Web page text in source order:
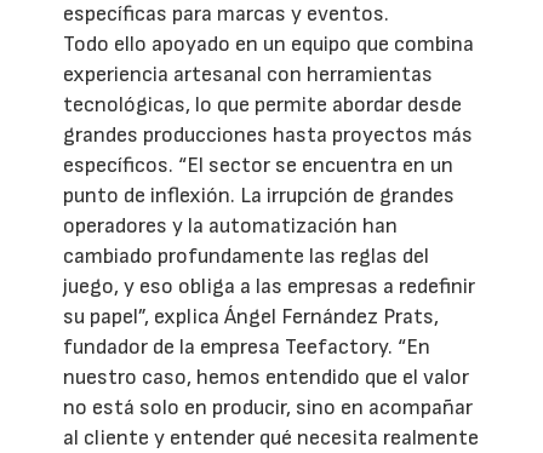
específicas para marcas y eventos.
Todo ello apoyado en un equipo que combina
experiencia artesanal con herramientas
tecnológicas, lo que permite abordar desde
grandes producciones hasta proyectos más
específicos. “El sector se encuentra en un
punto de inflexión. La irrupción de grandes
operadores y la automatización han
cambiado profundamente las reglas del
juego, y eso obliga a las empresas a redefinir
su papel”, explica Ángel Fernández Prats,
fundador de la empresa Teefactory. “En
nuestro caso, hemos entendido que el valor
no está solo en producir, sino en acompañar
al cliente y entender qué necesita realmente